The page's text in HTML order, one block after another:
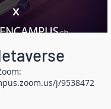
j/9538472